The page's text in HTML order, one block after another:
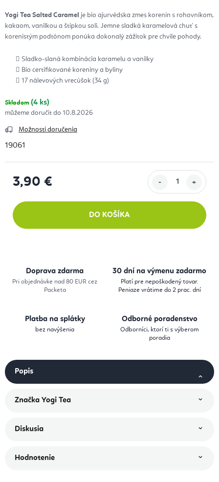
Yogi Tea Salted Caramel je bio ajurvédska zmes korenín s rohovníkom,
kakaom, vanilkou a štipkou soli. Jemne sladká karamelová chuť s
korenistým podtónom ponúka dokonalý zážitok pre chvíle pohody.
Sladko-slaná kombinácia karamelu a vanilky
Bio certifikované koreniny a byliny
17 nálevových vrecúšok (34 g)
Skladom (4 ks)
10.8.2026
Možnosti doručenia
19061
3,90 €
DO KOŠÍKA
Doprava zdarma
Pri objednávke nad 80 EUR cez
Packeta
30 dní na výmenu zadarmo
Platí pre nepoškodený tovar.
Peniaze vrátime do 2 prac. dní
Platba na splátky
bez navýšenia
Odborné poradenstvo
Odborníci, ktorí ti s výberom
poradia
Popis
Značka Yogi Tea
Diskusia
Hodnotenie